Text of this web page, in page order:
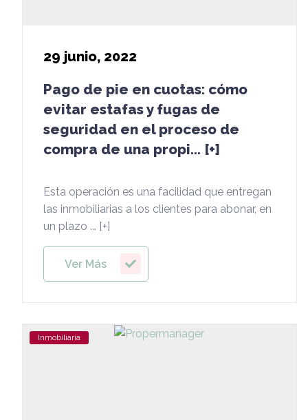
29 junio, 2022
Pago de pie en cuotas: cómo
evitar estafas y fugas de
seguridad en el proceso de
compra de una propi... [+]
Esta operación es una facilidad que entregan
las inmobiliarias a los clientes para abonar, en
un plazo ... [+]
Ver Más
Inmobiliaria